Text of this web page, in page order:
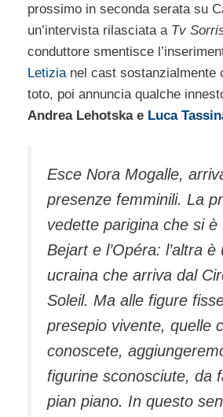
prossimo in seconda serata su
un’intervista rilasciata a Tv
conduttore smentisce
Letizia nel cast sostanzialmente
toto, poi annuncia qualche
Andrea Lehotska e Luca
Esce Nora Mogalle,
presenze femminili. La
vedette parigina che si
Bejart e l’Opéra: l’altra è
ucraina che arriva dal
Soleil. Ma alle figure
presepio vivente, quelle
conoscete,
figurine sconosciute, da
pian piano. In questo